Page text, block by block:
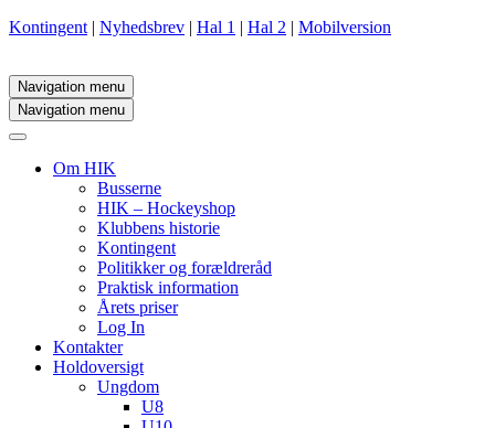
Kontingent | Nyhedsbrev | Hal 1 | Hal 2 | Mobilversion
Navigation menu
Navigation menu
Om HIK
Busserne
HIK – Hockeyshop
Klubbens historie
Kontingent
Politikker og forældreråd
Praktisk information
Årets priser
Log In
Kontakter
Holdoversigt
Ungdom
U8